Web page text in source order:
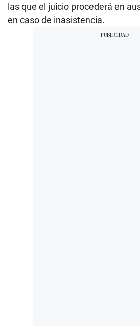
las que el juicio procederá en
en caso de inasistencia.